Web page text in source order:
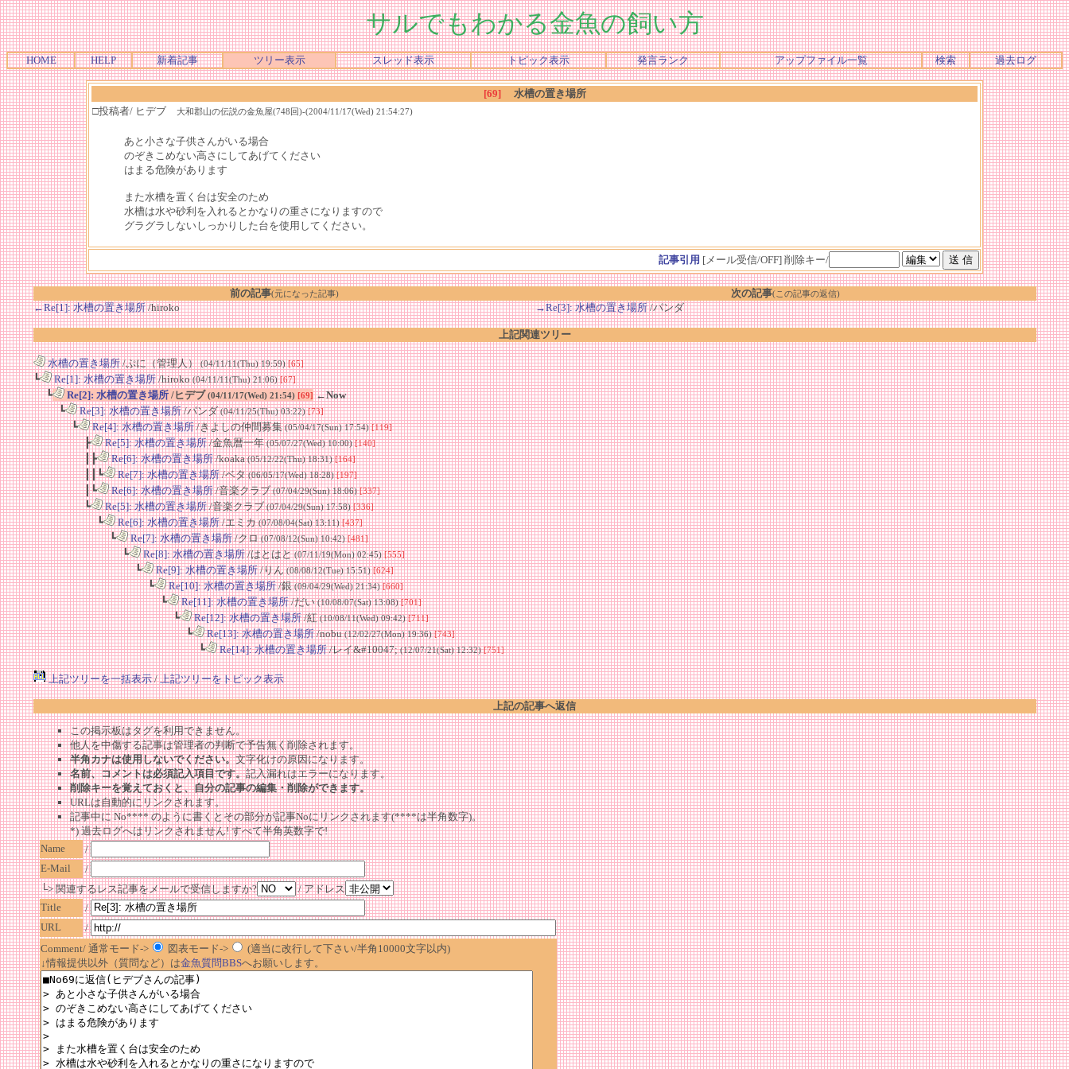
サルでもわかる金魚の飼い方
HOME HELP 新着記事 ツリー表示 スレッド表示 トピック表示 発言ランク アップファイル一覧 検索 過去ログ
[69]
水槽の置き場所
□投稿者/ ヒデブ
大和郡山の伝説の金魚屋(748回)-(2004/11/17(Wed) 21:54:27)
あと小さな子供さんがいる場合
のぞきこめない高さにしてあげてください
はまる危険があります
また水槽を置く台は安全のため
水槽は水や砂利を入れるとかなりの重さになりますので
グラグラしないしっかりした台を使用してください。
記事引用 [メール受信/OFF] 削除キー/
前の記事(元になった記事) 次の記事(この記事の返信)
←Re[1]: 水槽の置き場所/hiroko →Re[3]: 水槽の置き場所/パンダ
上記関連ツリー
水槽の置き場所/ぷに（管理人）(04/11/11(Thu) 19:59)[65]
┗ Re[1]: 水槽の置き場所/hiroko(04/11/11(Thu) 21:06)[67]
┗ Re[2]: 水槽の置き場所/ヒデブ(04/11/17(Wed) 21:54) [69] ←Now
┗
Re[3]: 水槽の置き場所/パンダ(04/11/25(Thu) 03:22)[73]
┗ Re[4]: 水槽の置き場所/きよしの仲間募集(05/04/17(Sun) 17:54)[119]
┣ Re[5]: 水槽の置き場所/金魚暦一年(05/07/27(Wed) 10:00)[140]
┃┣ Re[6]: 水槽の置き場所/koaka(05/12/22(Thu) 18:31)[164]
┃┃┗ Re[7]: 水槽の置き場所/ベタ(06/05/17(Wed) 18:28)[197]
┃┗ Re[6]: 水槽の置き場所/音楽クラブ(07/04/29(Sun) 18:06)[337]
┗ Re[5]: 水槽の置き場所/音楽クラブ(07/04/29(Sun) 17:58)[336]
┗ Re[6]: 水槽の置き場所/エミカ(07/08/04(Sat) 13:11)[437]
┗ Re[7]: 水槽の置き場所/クロ(07/08/12(Sun) 10:42)[481]
┗ Re[8]: 水槽の置き場所/はとはと(07/11/19(Mon) 02:45)[555]
┗ Re[9]: 水槽の置き場所/りん(08/08/12(Tue) 15:51)[624]
┗ Re[10]: 水槽の置き場所/銀(09/04/29(Wed) 21:34)[660]
┗ Re[11]: 水槽の置き場所/だい(10/08/07(Sat) 13:08)[701]
┗ Re[12]: 水槽の置き場所/紅(10/08/11(Wed) 09:42)[711]
┗ Re[13]: 水槽の置き場所/nobu(12/02/27(Mon) 19:36)[743]
┗ Re[14]: 水槽の置き場所/レイ&#10047;(12/07/21(Sat) 12:32)[751]
上記ツリーを一括表示/上記ツリーをトピック表示
上記の記事へ返信
この掲示板はタグを利用できません。
他人を中傷する記事は管理者の判断で予告無く削除されます。
半角カナは使用しないでください。文字化けの原因になります。
名前、コメントは必須記入項目です。記入漏れはエラーになります。
削除キーを覚えておくと、自分の記事の編集・削除ができます。
URLは自動的にリンクされます。
記事中に No**** のように書くとその部分が記事Noにリンクされます(****は半角数字)。
*) 過去ログへはリンクされません! すべて半角英数字で!
Name
/
E-Mail
/
└> 関連するレス記事をメールで受信しますか?
/ アドレス
Title
/
URL
/
Comment/ 通常モード->
図表モード->
(適当に改行して下さい/半角10000文字以内)
↓情報提供以外（質問など）は金魚質問BBSへお願いします。